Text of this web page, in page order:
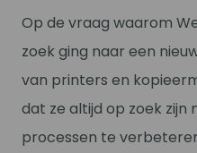
Op de vraag waarom
zoek ging naar een
van printers en
dat ze altijd op zoek zijn
processen te